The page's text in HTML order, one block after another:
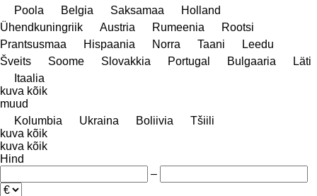
Poola
Belgia Saksamaa
Holland
Ühendkuningriik
Austria Rumeenia
Rootsi
Prantsusmaa
Hispaania Norra Taani
Leedu
Šveits
Soome Slovakkia Portugal Bulgaaria
Läti
Itaalia
kuva kõik
muud
Kolumbia
Ukraina Boliivia
Tšiili
kuva kõik
kuva kõik
Hind
–